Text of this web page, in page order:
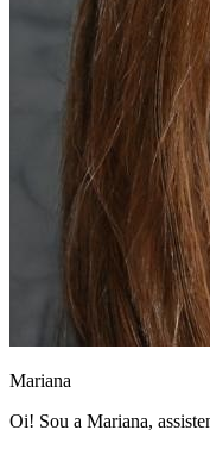
Mariana
Oi! Sou a Mariana,